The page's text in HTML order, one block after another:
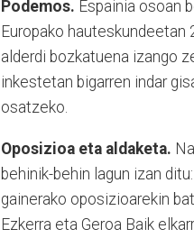
Podemos. Espainia osoan
Europako hauteskundeetan
alderdi bozkatuena izango
inkestetan bigarren indar
osatzeko.
Oposizioa eta aldaketa.
behinik-behin lagun izan
gainerako oposizioarekin
Ezkerra eta Geroa Baik